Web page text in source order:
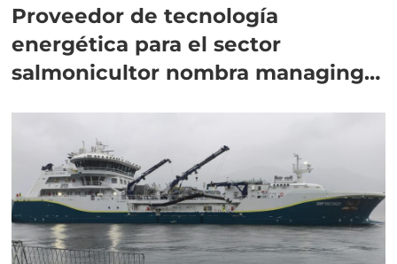
Proveedor de tecnología
energética para el sector
salmonicultor nombra managing